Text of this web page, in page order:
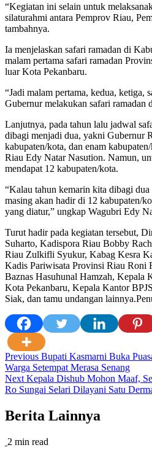
“Kegiatan ini selain untuk
silaturahmi antara Pemprov Riau,
tambahnya.
Ia menjelaskan safari ramadan di
malam pertama safari ramadan
luar Kota Pekanbaru.
“Jadi malam pertama, kedua, ketiga,
Gubernur melakukan safari ramadan
Lanjutnya, pada tahun lalu jadwal
dibagi menjadi dua, yakni Gubernur
kabupaten/kota, dan enam
Riau Edy Natar Nasution. Namun,
mendapat 12 kabupaten/kota.
“Kalau tahun kemarin kita dibagi
masing akan hadir di 12 kabupaten/
yang diatur,” ungkap Wagubri Edy
Turut hadir pada kegiatan tersebut,
Suharto, Kadispora Riau Bobby
Riau Zulkifli Syukur, Kabag Kesra
Kadis Pariwisata Provinsi Riau Roni
Baznas Hasuhunal Hamzah, Kepala
Kota Pekanbaru, Kepala Kantor
Siak, dan tamu undangan
Post
navigation
Previous Bupati Kasmarni Buka
Warga Setempat Merasa Senang
Next Kepala Dishub Mohon Maaf,
Ro Sungai Selari Dilayani Satu
Berita Lainnya
2 min read